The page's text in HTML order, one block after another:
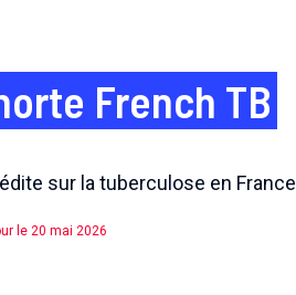
French TB
sur la tuberculose en France
le 20 mai 2026